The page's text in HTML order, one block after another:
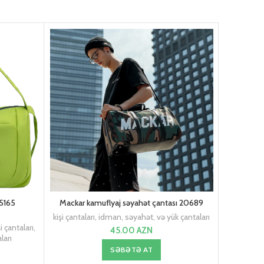
çantaları,
Mackar kamuflyaj səyahət çantası 20689
kişi çantaları, idman, səyahət, və yük çantaları
45.00AZN
SƏBƏTƏ AT